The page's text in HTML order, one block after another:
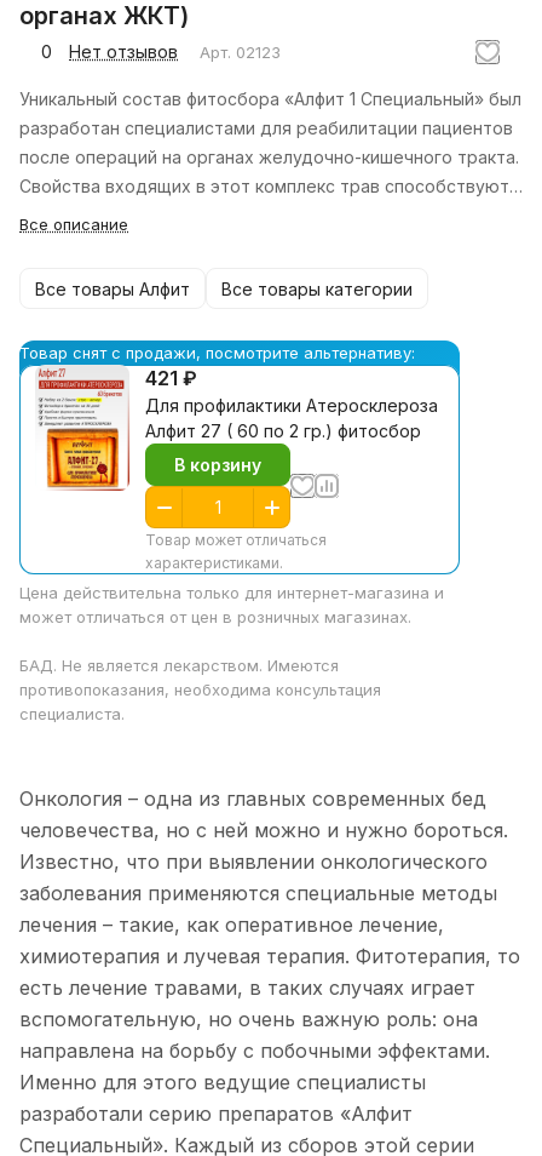
органах ЖКТ)
0 Нет отзывов Арт. 02123
Уникальный состав фитосбора «Алфит 1 Специальный» был
разработан специалистами для реабилитации пациентов
после операций на органах желудочно-кишечного тракта.
Свойства входящих в этот комплекс трав способствуют
реабилитации, восстановлению и устранению побочных
Все описание
Все товары Алфит Все товары категории
Товар снят с продажи, посмотрите альтернативу:
421 ₽
Для профилактики Атеросклероза
Алфит 27 ( 60 по 2 гр.) фитосбор
В корзину
Товар может отличаться
характеристиками.
Цена действительна только для интернет-магазина и
может отличаться от цен в розничных магазинах.
БАД. Не является лекарством. Имеются
противопоказания, необходима консультация
специалиста.
Онкология – одна из главных современных бед
человечества, но с ней можно и нужно бороться.
Известно, что при выявлении онкологического
заболевания применяются специальные методы
лечения – такие, как оперативное лечение,
химиотерапия и лучевая терапия. Фитотерапия, то
есть лечение травами, в таких случаях играет
вспомогательную, но очень важную роль: она
направлена на борьбу с побочными эффектами.
Именно для этого ведущие специалисты
разработали серию препаратов «Алфит
Специальный». Каждый из сборов этой серии